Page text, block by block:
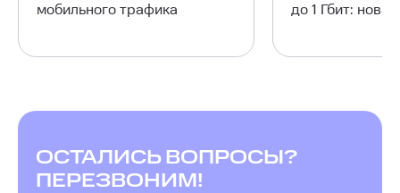
мобильного трафика
до 1 Гбит:
ОСТАЛИСЬ ВОПРОСЫ?
ПЕРЕЗВОНИМ!